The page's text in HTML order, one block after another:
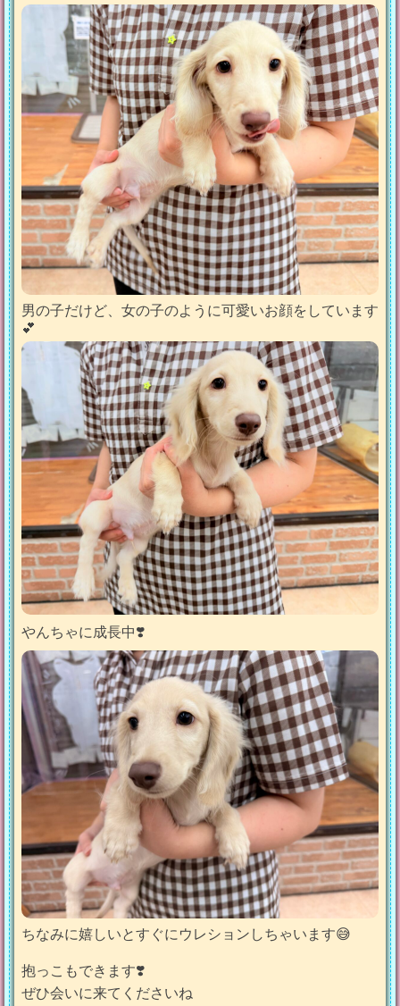
男の子だけど、女の子のように可愛いお顔をしています
💕
やんちゃに成長中❣️
ちなみに嬉しいとすぐにウレションしちゃいます😅
抱っこもできます❣️
ぜひ会いに来てくださいね